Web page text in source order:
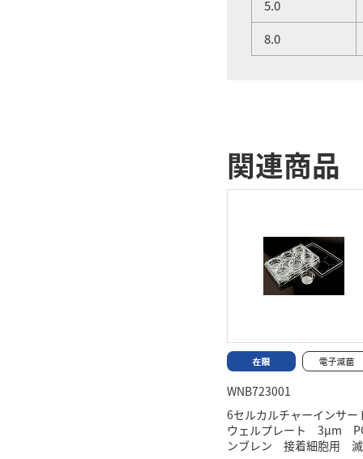
5.0
8.0
関連商品
WNB723001
6セルカルチャーインサー
ウェルプレート 3μm
ンブレン 接着細胞用